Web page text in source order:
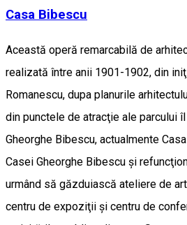
Casa Bibescu
Această operă remarcabilă de
realizată între anii 1901-1902, din
Romanescu, dupa planurile
din punctele de atracţie ale parcului
Gheorghe Bibescu, actualmente
Casei Gheorghe Bibescu şi
urmând să găzduiască ateliere de
centru de expoziţii şi centru de